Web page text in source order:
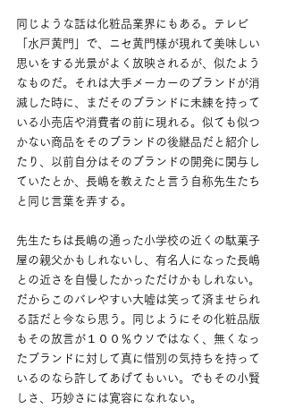
同じような話は化粧品業界にもある。テレビ
「水戸黄門」で、ニセ黄門様が現れて美味しい
思いをする光景がよく放映されるが、似たよう
なものだ。それは大手メーカーのブランドが消
滅した時に、まだそのブランドに未練を持って
いる小売店や消費者の前に現れる。似ても似つ
かない商品をそのブランドの後継品だと紹介し
たり、以前自分はそのブランドの開発に関与し
ていたとか、長嶋を教えたと言う自称先生たち
と同じ言葉を弄する。
先生たちは長嶋の通った小学校の近くの駄菓子
屋の親父かもしれないし、有名人になった長嶋
との近さを自慢したかっただけかもしれない。
だからこのバレやすい大嘘は笑って済ませられ
る話だと今なら思う。同じようにその化粧品版
もその放言が１００％ウソではなく、無くなっ
たブランドに対して真に惜別の気持ちを持って
いるのなら許してあげてもいい。でもその小賢
しさ、巧妙さには寛容になれない。